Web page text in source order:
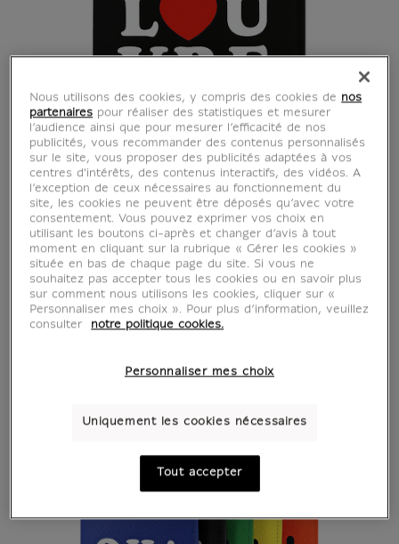
Nous utilisons des cookies, y compris des cookies de nos
partenaires pour réaliser des statistiques et mesurer
l’audience ainsi que pour mesurer l’efficacité de nos
publicités, vous recommander des contenus personnalisés
sur le site, vous proposer des publicités adaptées à vos
centres d'intérêts, des contenus interactifs, des vidéos. A
l’exception de ceux nécessaires au fonctionnement du
site, les cookies ne peuvent être déposés qu’avec votre
consentement. Vous pouvez exprimer vos choix en
utilisant les boutons ci-après et changer d’avis à tout
moment en cliquant sur la rubrique « Gérer les cookies »
située en bas de chaque page du site. Si vous ne
souhaitez pas accepter tous les cookies ou en savoir plus
sur comment nous utilisons les cookies, cliquer sur «
Personnaliser mes choix ». Pour plus d’information, veuillez
consulter
notre politique cookies.
Personnaliser mes choix
Uniquement les cookies nécessaires
Tout accepter